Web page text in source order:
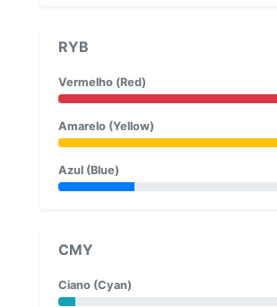
RYB
Vermelho (Red)
Amarelo (Yellow)
Azul (Blue)
CMY
Ciano (Cyan)